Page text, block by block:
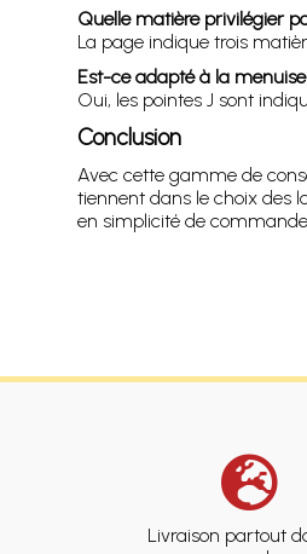
Quelle matière privilégier
La page indique trois
Est-ce adapté à la
Oui, les pointes J sont
Conclusion
Avec cette gamme de
tiennent dans le choix des
en simplicité de
Livraison partout